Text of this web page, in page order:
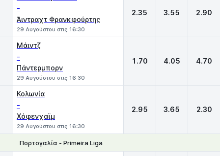
-
Άιντραχτ Φρανκφούρτης
29 Αυγούστου στις 16:30
2.35 3.55 2.90
Μάιντζ
-
Πάντερμπορν
29 Αυγούστου στις 16:30
1.70 4.05 4.70
Κολωνία
-
Χόφενχαϊμ
29 Αυγούστου στις 16:30
2.95 3.65 2.30
Πορτογαλία - Primeira Liga